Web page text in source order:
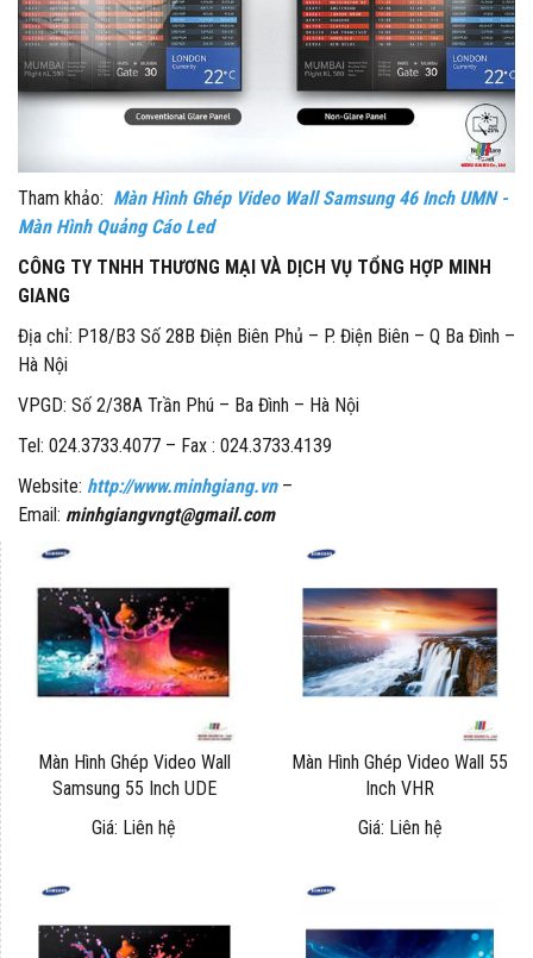
Tham khảo: Màn Hình Ghép Video Wall Samsung 46 Inch UMN -
Màn Hình Quảng Cáo Led
CÔNG TY TNHH THƯƠNG MẠI VÀ DỊCH VỤ TỔNG HỢP MINH
GIANG
Địa chỉ: P18/B3 Số 28B Điện Biên Phủ – P. Điện Biên – Q Ba Đình –
Hà Nội
VPGD: Số 2/38A Trần Phú – Ba Đình – Hà Nội
Tel: 024.3733.4077 – Fax : 024.3733.4139
Website: http://www.minhgiang.vn –
Email: minhgiangvngt@gmail.com
Màn Hình Ghép Video Wall
Samsung 55 Inch UDE
Giá: Liên hệ
Màn Hình Ghép Video Wall 55
Inch VHR
Giá: Liên hệ